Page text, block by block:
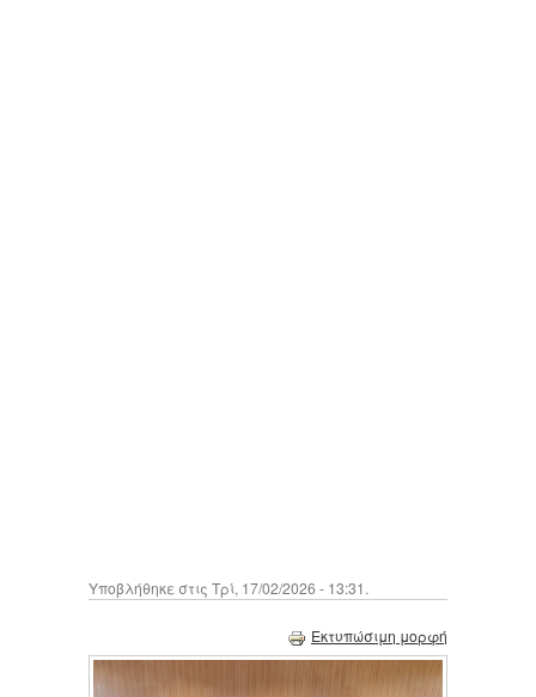
Υποβλήθηκε στις Τρί, 17/02/2026 - 13:31.
Εκτυπώσιμη μορφή